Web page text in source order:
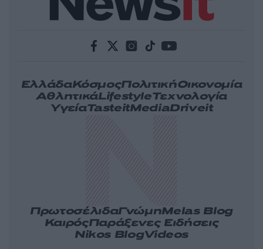
ΕλλάδαΚόσμοςΠολιτικήΟικονομία
ΑθλητικάLifestyleΤεχνολογία
ΥγείαTasteitMediaDriveit
ΠρωτοσέλιδαΓνώμηMelas Blog
ΚαιρόςΠαράξενες Ειδήσεις
Nikos BlogVideos